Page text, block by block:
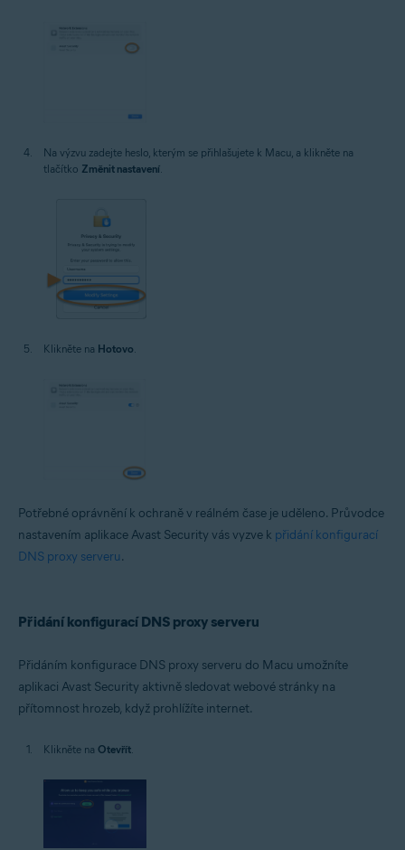
Na výzvu zadejte heslo, kterým se přihlašujete k Macu, a klikněte na
tlačítko Změnit nastavení.
Klikněte na Hotovo.
Potřebné oprávnění k ochraně v reálném čase je uděleno. Průvodce
nastavením aplikace Avast Security vás vyzve k přidání konfigurací
DNS proxy serveru.
Přidání konfigurací DNS proxy serveru
Přidáním konfigurace DNS proxy serveru do Macu umožníte
aplikaci Avast Security aktivně sledovat webové stránky na
přítomnost hrozeb, když prohlížíte internet.
Klikněte na Otevřít